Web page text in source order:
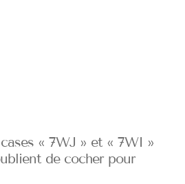
« 7WJ » et « 7WI »
de cocher pour